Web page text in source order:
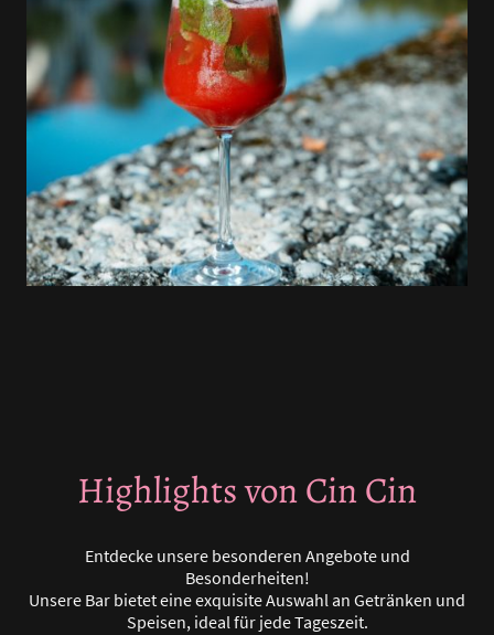
Highlights von Cin Cin
Entdecke unsere besonderen Angebote und
Besonderheiten!
Unsere Bar bietet eine exquisite Auswahl an Getränken und
Speisen, ideal für jede Tageszeit.